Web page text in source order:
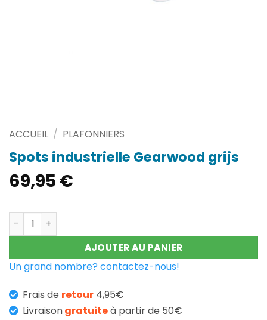
ACCUEIL / PLAFONNIERS
Spots industrielle Gearwood grijs
69,95 €
quantité de Spots industrielle Gearwood grijs
AJOUTER AU PANIER
Un grand nombre? contactez-nous!
Frais de retour 4,95€
Livraisongratuiteà partir de 50€